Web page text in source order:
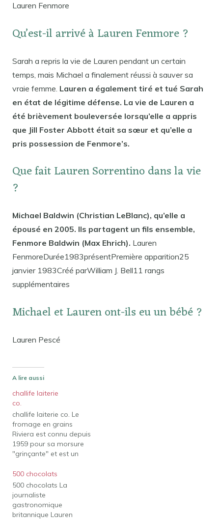
Lauren Fenmore
Qu’est-il arrivé à Lauren Fenmore ?
Sarah a repris la vie de Lauren pendant un certain
temps, mais Michael a finalement réussi à sauver sa
vraie femme. Lauren a également tiré et tué Sarah
en état de légitime défense. La vie de Lauren a
été brièvement bouleversée lorsqu’elle a appris
que Jill Foster Abbott était sa sœur et qu’elle a
pris possession de Fenmore’s.
Que fait Lauren Sorrentino dans la vie
?
Michael Baldwin (Christian LeBlanc), qu’elle a
épousé en 2005. Ils partagent un fils ensemble,
Fenmore Baldwin (Max Ehrich). Lauren
FenmoreDurée1983présentPremière apparition25
janvier 1983Créé parWilliam J. Bell11 rangs
supplémentaires
Michael et Lauren ont-ils eu un bébé ?
Lauren Pescé
A lire aussi
challife laiterie
co.
challife laiterie co. Le
fromage en grains
Riviera est connu depuis
1959 pour sa morsure
"grinçante" et est un
sauce. Mais aujourd'hui,
la Riviera, c'est toute une
famille de fromages à
croquer, à partager et à
savourer. Laiterie
500 chocolats
500 chocolats La
journaliste
gastronomique
britannique Lauren